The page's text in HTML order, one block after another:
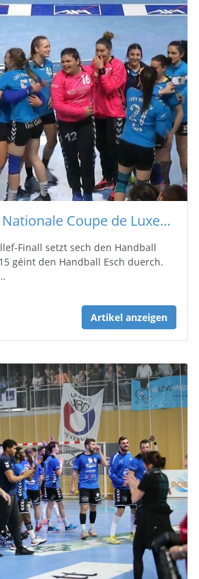
Final4 Loterie Nationale Coupe de Luxembourg : Hallef Finallen Dammen
Finall setzt sech den Handball
géint den Handball Esch duerch.
Artikel anzeigen